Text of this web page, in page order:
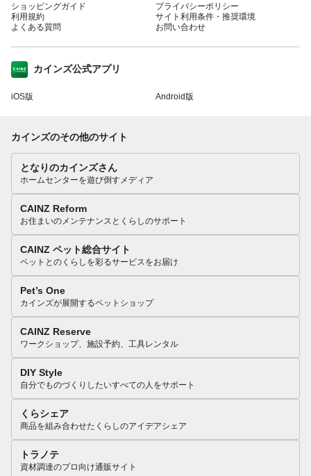
ショッピングガイド
利用規約
よくある質問
プライバシーポリシー
サイト利用条件・推奨環境
お問い合わせ
カインズ公式アプリ
iOS版 Android版
カインズのその他のサイト
となりのカインズさん
ホームセンターを遊び倒すメディア
CAINZ Reform
お住まいのメンテナンスとくらしのサポート
CAINZ ペット総合サイト
ペットとのくらしを彩るサービスをお届け
Pet’s One
カインズが展開するペットショップ
CAINZ Reserve
ワークショップ、施設予約、工具レンタル
DIY Style
自分でものづくりしたいすべての人をサポート
くらシェア
商品を組み合わせたくらしのアイデアシェア
トラノテ
資材調達のプロ向け通販サイト